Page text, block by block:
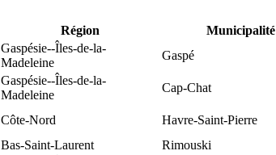
Région Municipalité
Gaspésie--Îles-de-la-
Madeleine
Gaspé
Gaspésie--Îles-de-la-
Madeleine
Cap-Chat
Côte-Nord
Havre-Saint-Pierre
Bas-Saint-Laurent
Rimouski